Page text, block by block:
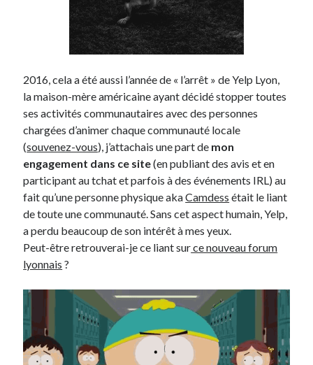
2016, cela a été aussi l’année de « l’arrêt » de Yelp Lyon,
la maison-mère américaine ayant décidé stopper toutes
ses activités communautaires avec des personnes
chargées d’animer chaque communauté locale
(souvenez-vous), j’attachais une part de mon
engagement dans ce site(en publiant des avis et en
participant au tchat et parfois à des événements IRL) au
fait qu’une personne physique akaCamdess était le liant
de toute une communauté. Sans cet aspect humain, Yelp,
a perdu beaucoup de son intérêt à mes yeux.
Peut-être retrouverai-je ce liant surce nouveau forum
lyonnais ?